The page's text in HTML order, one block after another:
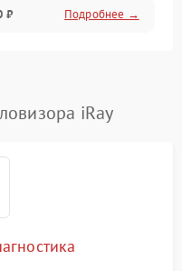
₽ Подробнее →
iRay